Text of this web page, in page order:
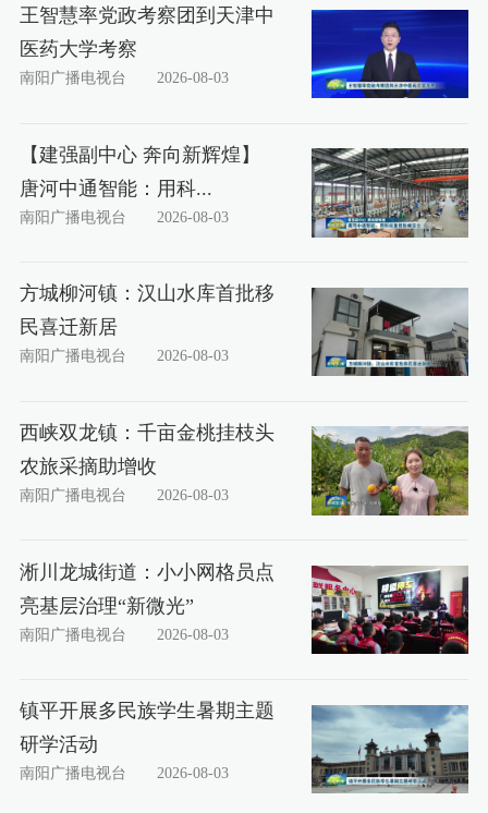
王智慧率党政考察团到天津中
医药大学考察
南阳广播电视台 2026-08-03
【建强副中心 奔向新辉煌】
唐河中通智能：用科...
南阳广播电视台 2026-08-03
方城柳河镇：汉山水库首批移
民喜迁新居
南阳广播电视台 2026-08-03
西峡双龙镇：千亩金桃挂枝头
农旅采摘助增收
南阳广播电视台 2026-08-03
淅川龙城街道：小小网格员点
亮基层治理“新微光”
南阳广播电视台 2026-08-03
镇平开展多民族学生暑期主题
研学活动
南阳广播电视台 2026-08-03